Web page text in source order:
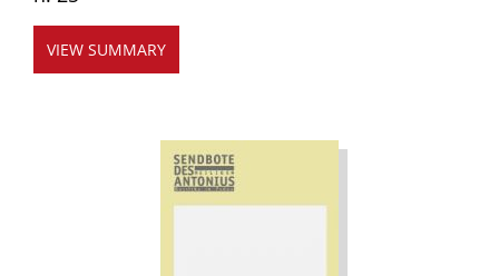
VIEW SUMMARY